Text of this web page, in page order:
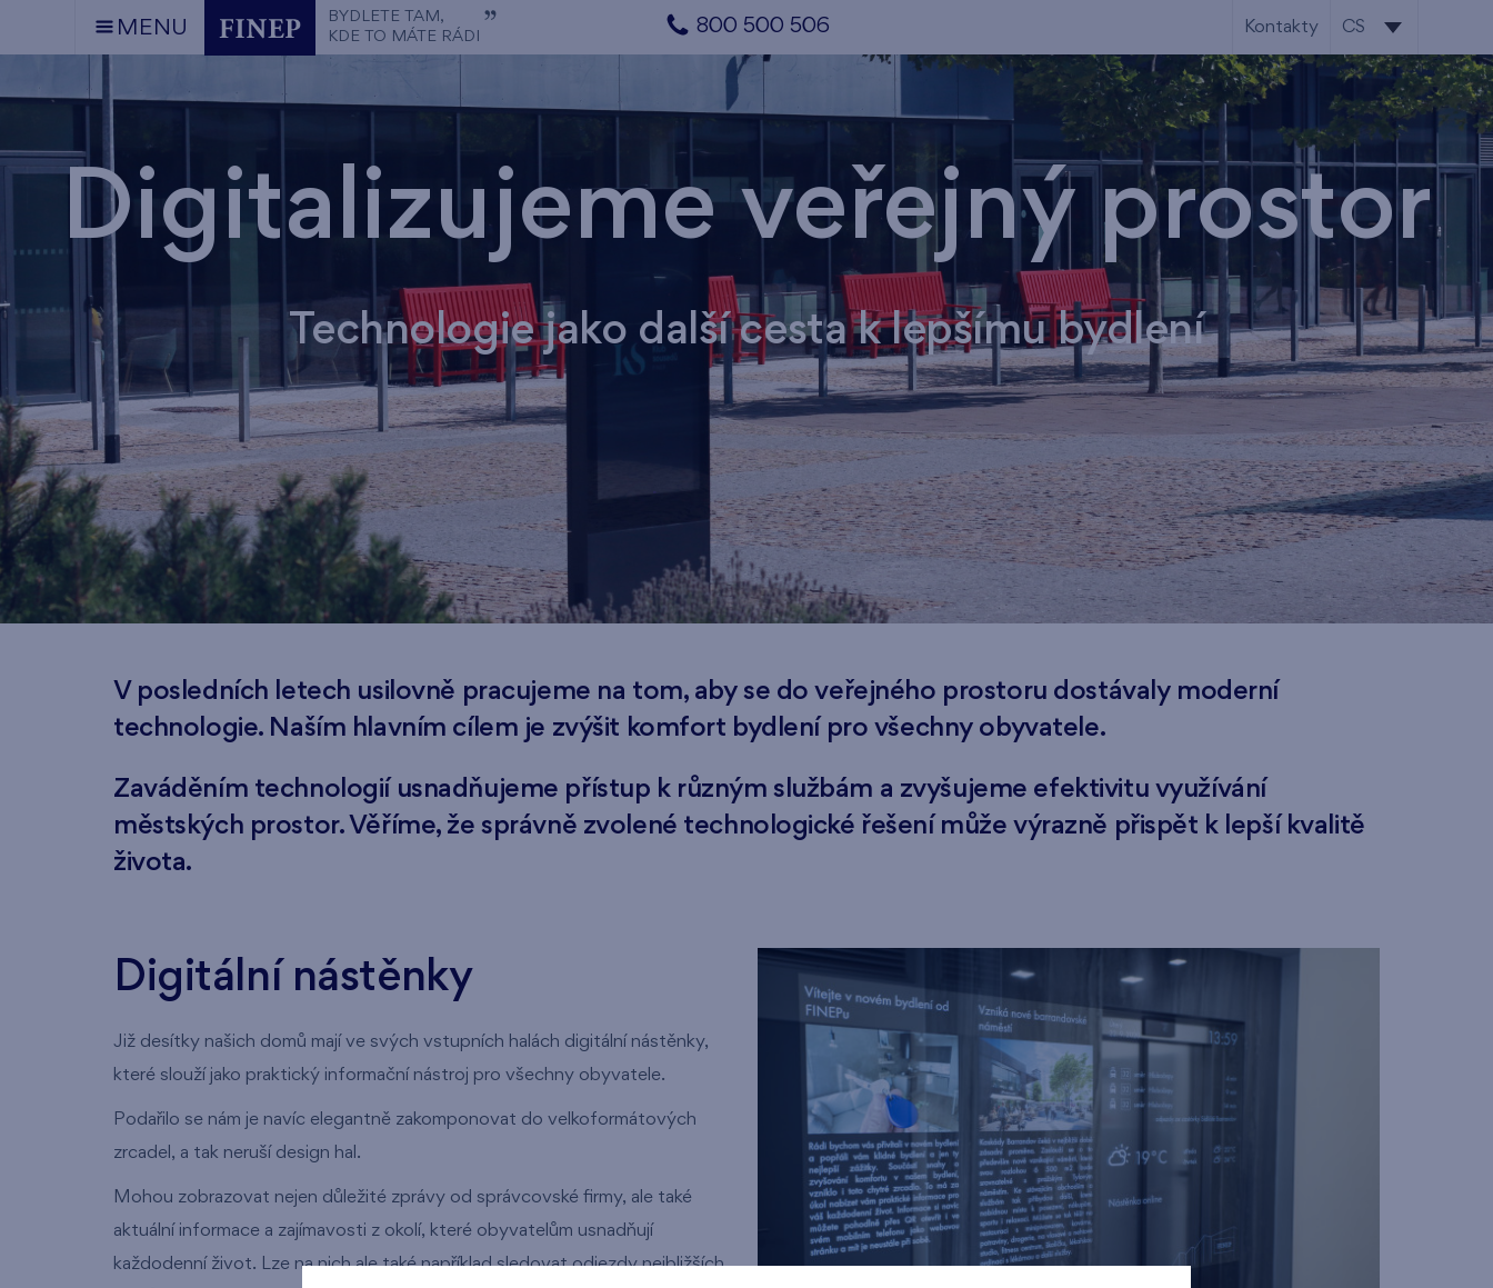
MENU
BYDLETE TAM,
KDE TO MÁTE RÁDI
800 500 506 Kontakty CS
CS
EN
Digitalizujeme veřejný prostor
Technologie jako další cesta k lepšímu bydlení​
V posledních letech usilovně pracujeme na tom, aby se do veřejného prostoru dostávaly moderní
technologie. Naším hlavním cílem je zvýšit komfort bydlení pro všechny obyvatele.
Zaváděním technologií usnadňujeme přístup k různým službám a zvyšujeme efektivitu využívání
městských prostor. Věříme, že správně zvolené technologické řešení může výrazně přispět k lepší kvalitě
života.
Digitální nástěnky
Již desítky našich domů mají ve svých vstupních halách digitální nástěnky,
které slouží jako praktický informační nástroj pro všechny obyvatele.
Podařilo se nám je navíc elegantně zakomponovat do velkoformátových
zrcadel, a tak neruší design hal.
Mohou zobrazovat nejen důležité zprávy od správcovské firmy, ale také
aktuální informace a zajímavosti z okolí, které obyvatelům usnadňují
každodenní život. Lze na nich ale také například sledovat odjezdy nejbližších